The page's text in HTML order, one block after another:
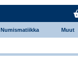
Numismatiikka Muut